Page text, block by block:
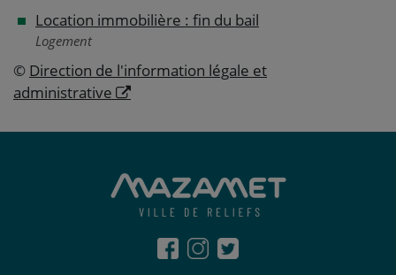
Location immobilière : fin du bail
Logement
© Direction de l'information légale et
administrative